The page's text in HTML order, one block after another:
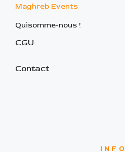
Maghreb Events
Quisomme-nous !
CGU
Contact
INFO